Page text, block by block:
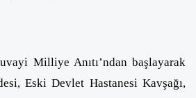
Milliye Anıtı’ndan başlayarak
Eski Devlet Hastanesi Kavşağı,